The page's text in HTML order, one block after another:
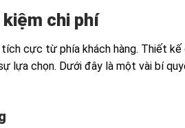
chi phí
cực từ phía khách hàng. Thiết
lựa chọn. Dưới đây là một vài bí